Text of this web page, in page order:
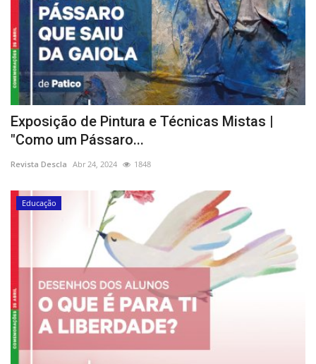
Exposição de Pintura e Técnicas Mistas |
"Como um Pássaro...
Revista Descla Abr 24, 2024 1848
Educação